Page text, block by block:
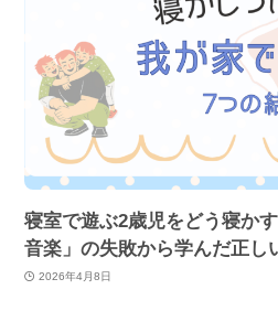
寝室で遊ぶ2歳児をどう寝か
音楽」の失敗から学んだ正し
2026年4月8日